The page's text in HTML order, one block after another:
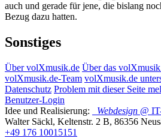
auch und gerade für jene, die bislang
Bezug dazu hatten.
Sonstiges
Über volXmusik.de Über das
volXmusik.de-Team volXmusik.de
Datenschutz Problem mit dieser Seite
Benutzer-Login
Idee und Realisierung:
Webdesign @
Walter Säckl, Keltenstr. 2 B, 86356
+49 176 10015151